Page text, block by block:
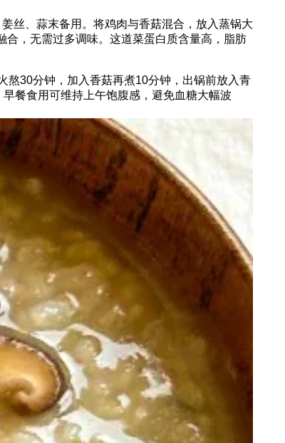
丝、蒜末备用。将鸡肉与香菇混合，放入蒸锅大
，无需过多调味。这道菜蛋白质含量高，脂肪
熬30分钟，加入香菇再煮10分钟，出锅前放入青
餐食用可维持上午饱腹感，避免血糖大幅波